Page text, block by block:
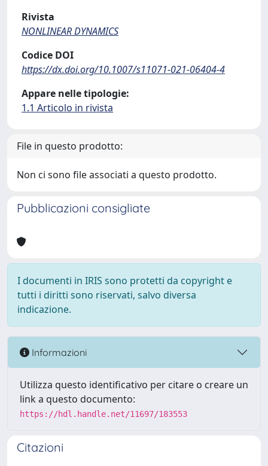
Rivista
NONLINEAR DYNAMICS
Codice DOI
https://dx.doi.org/10.1007/s11071-021-06404-4
Appare nelle tipologie:
1.1 Articolo in rivista
File in questo prodotto:
Non ci sono file associati a questo prodotto.
Pubblicazioni consigliate
I documenti in IRIS sono protetti da copyright e
tutti i diritti sono riservati, salvo diversa
indicazione.
Informazioni
Utilizza questo identificativo per citare o creare un
link a questo documento:
https://hdl.handle.net/11697/183553
Citazioni